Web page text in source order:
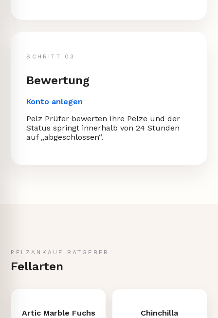
SCHRITT 03
Bewertung
Konto anlegen
Pelz Prüfer bewerten Ihre Pelze und der
Status springt innerhalb von 24 Stunden
auf „abgeschlossen“.
PELZANKAUF RATGEBER
Fellarten
Artic Marble Fuchs Chinchilla